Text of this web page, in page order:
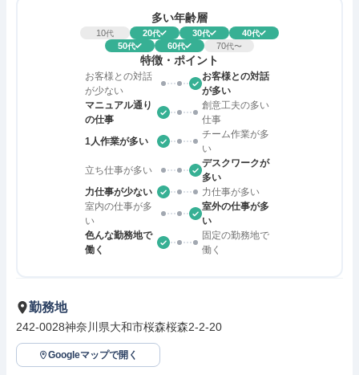
多い年齢層
10代 20代 30代 40代
50代 60代 70代〜
特徴・ポイント
お客様との対話
が少ない
お客様との対話
が多い
マニュアル通り
の仕事
創意工夫の多い
仕事
1人作業が多い
チーム作業が多
い
立ち仕事が多い
デスクワークが
多い
力仕事が少ない
力仕事が多い
室内の仕事が多
い
室外の仕事が多
い
色んな勤務地で
働く
固定の勤務地で
働く
勤務地
242-0028神奈川県大和市桜森桜森2-2-20
Googleマップで開く